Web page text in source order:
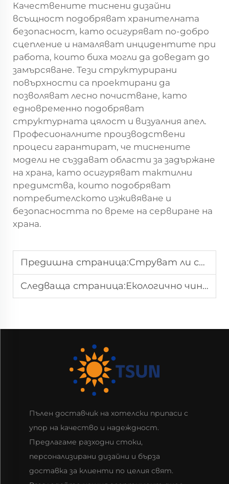
Качествените тиснени дизайни
всъщност подобряват хранителната
безопасност, като осигуряват по-добро
сцепление и намаляват инцидентите при
работа, които биха могли да доведат до
замърсяване. Тези структурирани
повърхности са проектирани да
позволяват лесно почистване, като
едновременно подобряват
структурната цялост и визуалния апел.
Професионалните производствени
процеси гарантират, че тиснените
модели не създават области за задържане
на храна, като осигуряват тактилни
предимства, които подобряват
потребителското изживяване и
безопасността по време на сервиране на
храна.
Предишна страница:Струват ли си екологичните кутии за пуканка?
Следваща страница:Екологично чинии за салата, които ще харесате?
Пълен доставчик на хотелски припаси с
упор на качество и надеждност.
Предлагаме разходни стоки,
персонализирани дизайни и бърза
доставка за клиенти по целия свят.